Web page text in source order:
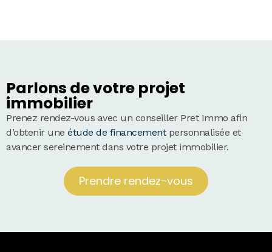
Parlons de votre projet
immobilier
Prenez rendez-vous avec un conseiller Pret Immo afin
d’obtenir une étude de financementpersonnalisée et
avancer sereinement dans votre projet immobilier.
Prendre rendez-vous